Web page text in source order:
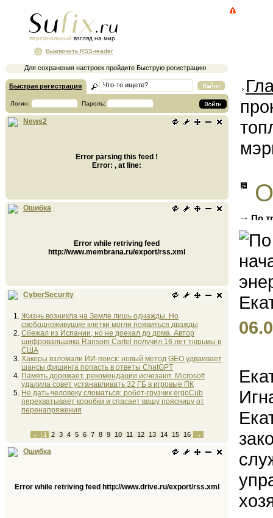
персональный взгляд на мир
Для сохранения настроек пройдите Быструю регистрацию
Выключить RSS-reader
Быстрая регистрация
Логин: Пароль:
News2
Error parsing this feed !
Error: , at line:
Ошибка
Error while retriving feed
http://www.membrana.ru/export/rss.xml
CyberSecurity
Жизнь возникла на Земле лишь однажды. Но
свободноживущие клетки могли появиться дважды
Сбежал из Испании, но не доехал до дома. Автор
шифровальщика Ransom Cartel получил 16 лет тюрьмы в
США
Хакеры взломали ИИ-поиск: новый метод GEO удваивает
шансы фишинга попасть в ответы ChatGPT
Память дорожает, рекомендации исчезают. Microsoft
удалила совет устанавливать 32 ГБ в игровые ПК
Не дать человеку сломаться: робот-грузчик ergoCub
перехватывает коробки и спасает вашу поясницу от
перенапряжения
← 1 2 3 4 5 6 7 8 9 10 11 12 13 14 15 16 →
Ошибка
Error while retriving feed http://www.drive.ru/export/rss.xml
По